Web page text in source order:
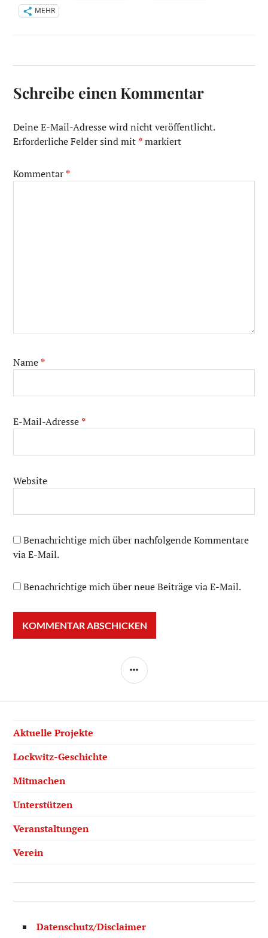
MEHR
Schreibe einen Kommentar
Deine E-Mail-Adresse wird nicht veröffentlicht.
Erforderliche Felder sind mit *markiert
Kommentar *
Name *
E-Mail-Adresse *
Website
Benachrichtige mich über nachfolgende Kommentare
via E-Mail.
Benachrichtige mich über neue Beiträge via E-Mail.
SEITENLEISTE
Aktuelle Projekte
Lockwitz-Geschichte
Mitmachen
Unterstützen
Veranstaltungen
Verein
Datenschutz/Disclaimer